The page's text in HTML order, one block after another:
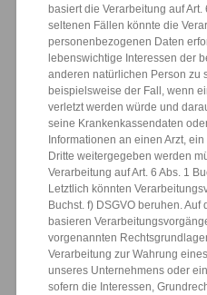
basiert die Verarbeitung auf Art.
seltenen Fällen könnte die
personenbezogenen Daten
lebenswichtige Interessen der
anderen natürlichen Person zu
beispielsweise der Fall, wenn
verletzt werden würde und
seine Krankenkassendaten
Informationen an einen Arzt,
Dritte weitergegeben werden
Verarbeitung auf Art. 6 Abs. 1
Letztlich könnten
Buchst. f) DSGVO beruhen.
basieren
vorgenannten
Verarbeitung zur Wahrung
unseres Unternehmens oder
sofern die Interessen,